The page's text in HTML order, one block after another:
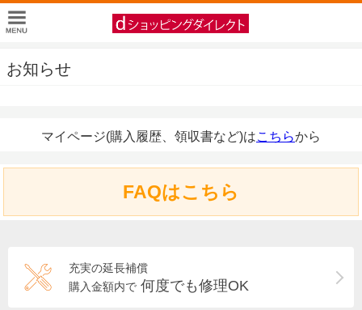
お知らせ
マイページ(購入履歴、領収書など)はこちらから
FAQはこちら
充実の延長補償
購入金額内で 何度でも修理OK